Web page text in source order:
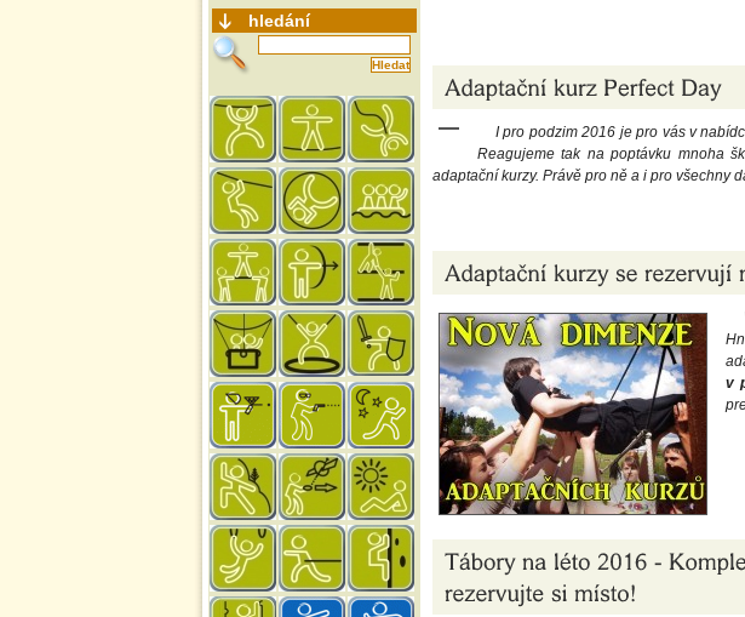
I pro podzim 2016 je pro vás v
Reagujeme tak na poptávku mnoha
adaptační kurzy. Právě pro ně a i pro všechny
v
hledání